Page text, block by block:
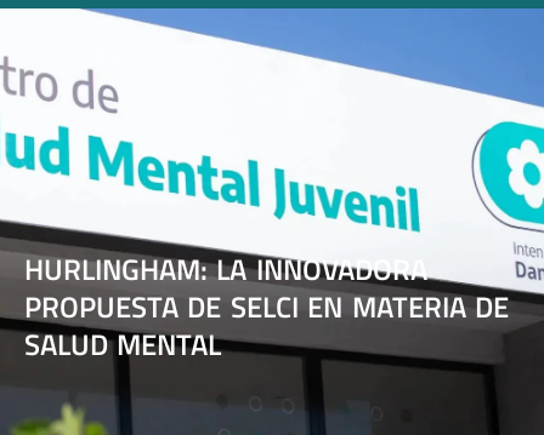
HURLINGHAM: LA INNOVADORA
PROPUESTA DE SELCI EN MATERIA DE
SALUD MENTAL